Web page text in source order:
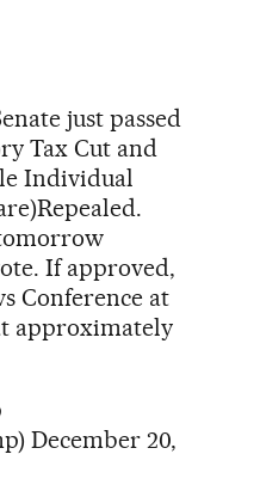
just passed
Tax Cut and
Individual
If approved,
Conference at
approximately
December 20,